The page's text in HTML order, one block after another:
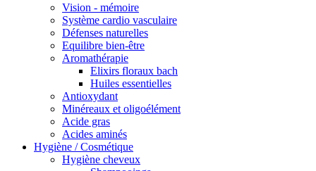
Vision - mémoire
Système cardio vasculaire
Défenses naturelles
Equilibre bien-être
Aromathérapie
Elixirs floraux bach
Huiles essentielles
Antioxydant
Minéreaux et oligoélément
Acide gras
Acides aminés
Hygiène / Cosmétique
Hygiène cheveux